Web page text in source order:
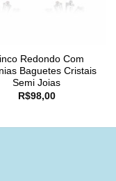
Redondo Com
Baguetes Cristais
Semi Joias
R$98,00